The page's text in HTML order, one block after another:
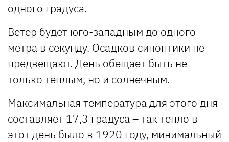
одного градуса.
Ветер будет юго-западным до одного
метра в секунду. Осадков синоптики не
предвещают. День обещает быть не
только теплым, но и солнечным.
Максимальная температура для этого дня
составляет 17,3 градуса – так тепло в
этот день было в 1920 году, минимальный